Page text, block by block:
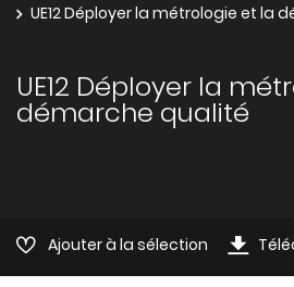
UE12 Déployer la métrologie et la
UE12 Déployer la
démarche qualité
Ajouter à la sélection